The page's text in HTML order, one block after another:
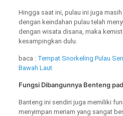
Hingga saat ini, pulau ini juga
dengan keindahan pulau telah
dengan wisata disana, maka
kesampingkan dulu.
baca : Tempat Snorkeling Pulau
Bawah Laut
Fungsi Dibangunnya Benteng
Banteng ini sendiri juga memiliki
menyimpan meriam yang sangat